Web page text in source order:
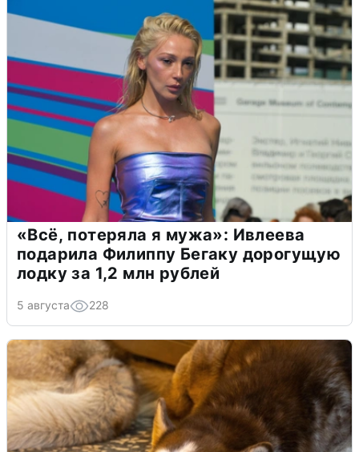
«Всё, потеряла я мужа»: Ивлеева
подарила Филиппу Бегаку дорогущую
лодку за 1,2 млн рублей
5 августа 228